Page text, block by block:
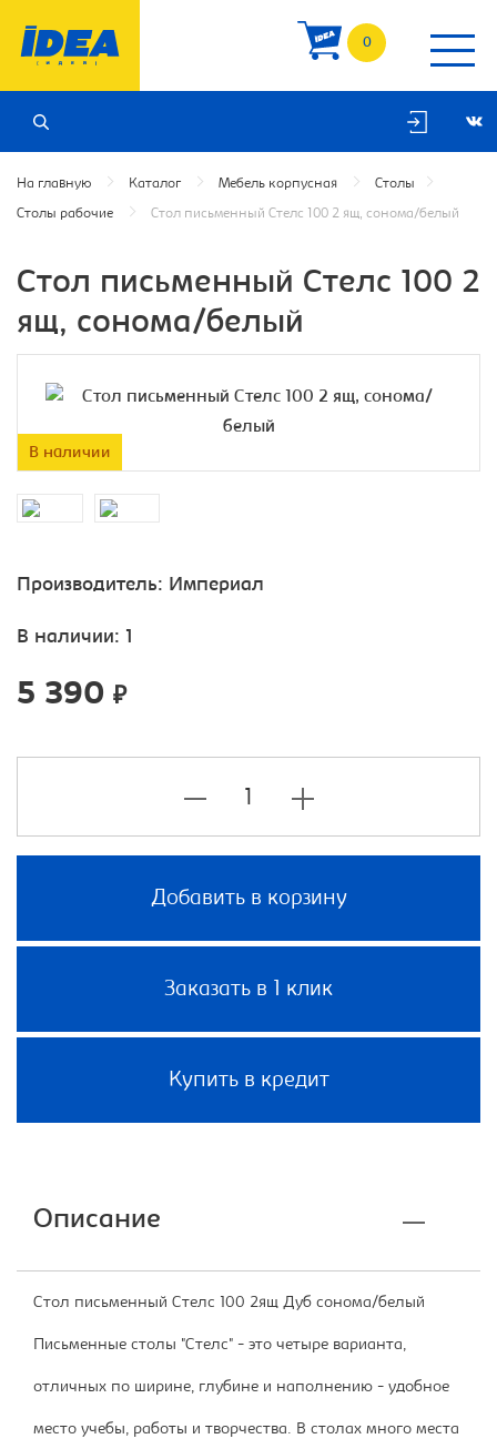
0
На главную Каталог Мебель корпусная Столы
Столы рабочие Cтол письменный Стелс 100 2 ящ, сонома/белый
Cтол письменный Стелс 100 2
ящ, сонома/белый
В наличии
Производитель: Империал
В наличии: 1
5 390 ₽
Добавить в корзину
Заказать в 1 клик
Купить в кредит
Описание
Стол письменный Стелс 100 2ящ Дуб сонома/белый
Письменные столы "Стелс" - это четыре варианта,
отличных по ширине, глубине и наполнению - удобное
место учебы, работы и творчества. В столах много места